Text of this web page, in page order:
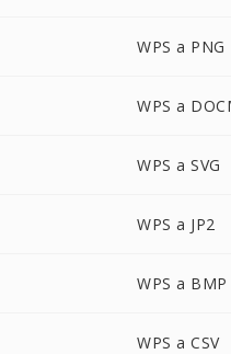
WPS a PNG
WPS a
WPS a SVG
WPS a JP2
WPS a BMP
WPS a CSV